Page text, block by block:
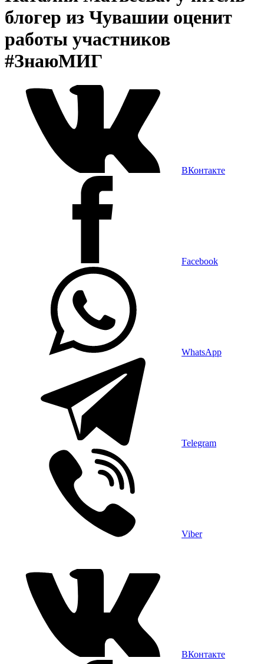
блогер из Чувашии оценит
работы участников
#ЗнаюМИГ
ВКонтакте
Facebook
WhatsApp
Telegram
Viber
ВКонтакте